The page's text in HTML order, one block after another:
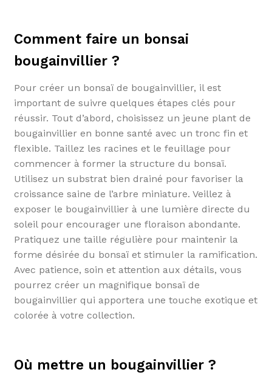
Comment faire un bonsai
bougainvillier ?
Pour créer un bonsaï de bougainvillier, il est
important de suivre quelques étapes clés pour
réussir. Tout d’abord, choisissez un jeune plant de
bougainvillier en bonne santé avec un tronc fin et
flexible. Taillez les racines et le feuillage pour
commencer à former la structure du bonsaï.
Utilisez un substrat bien drainé pour favoriser la
croissance saine de l’arbre miniature. Veillez à
exposer le bougainvillier à une lumière directe du
soleil pour encourager une floraison abondante.
Pratiquez une taille régulière pour maintenir la
forme désirée du bonsaï et stimuler la ramification.
Avec patience, soin et attention aux détails, vous
pourrez créer un magnifique bonsaï de
bougainvillier qui apportera une touche exotique et
colorée à votre collection.
Où mettre un bougainvillier ?